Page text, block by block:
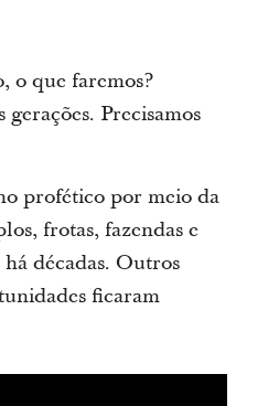
o que faremos?
Precisamos
profético por meio da
frotas, fazendas e
décadas. Outros
ficaram